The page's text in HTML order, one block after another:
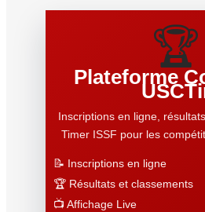
🏆
Plateforme
Inscriptions en ligne,
Timer ISSF pour les
📝 Inscriptions en ligne
🏆 Résultats et classements
📺 Affichage Live